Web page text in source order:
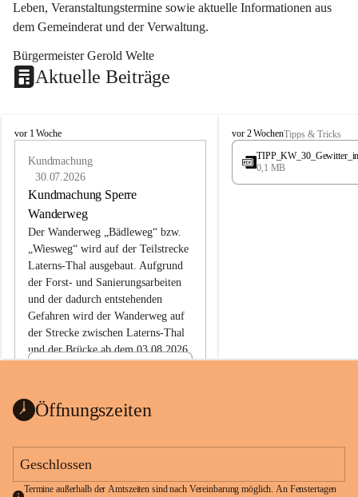
Leben, Veranstaltungstermine sowie aktuelle Informationen aus
dem Gemeinderat und der Verwaltung.
Bürgermeister Gerold Welte
Aktuelle Beiträge
L
vor 1 Woche
Kundmachung
30.07.2026
Kundmachung Sperre
Wanderweg
Der Wanderweg „Bädleweg“ bzw.
„Wiesweg“ wird auf der Teilstrecke
Laterns-Thal ausgebaut. Aufgrund
der Forst- und Sanierungsarbeiten
und der dadurch entstehenden
Gefahren wird der Wanderweg auf
der Strecke zwischen Laterns-Thal
und der Brücke ab dem 03.08.2026
ht
1 Seite•0,1 MB
L
a
e
vor 2 WochenTipps & Tricks
0,1 MB
Öffnungszeiten
Geschlossen
Termine außerhalb der Amtszeiten sind nach Vereinbarung möglich. An Fenstertagen